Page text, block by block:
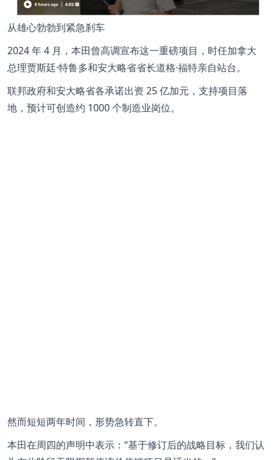
从雄心勃勃到紧急刹车
2024 年 4 月，本田曾高调宣布这一重磅项目，时任加拿大
总理贾斯廷·特鲁多和安大略省省长道格·福特亲自站台。
联邦政府和安大略省各承诺出资 25 亿加元，支持项目落
地，预计可创造约 1000 个制造业岗位。
然而短短两年时间，形势急转直下。
本田在周四的声明中表示：“基于修订后的战略目标，我们认